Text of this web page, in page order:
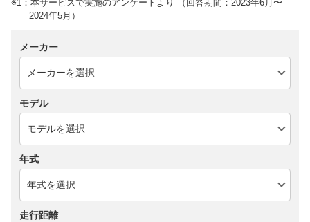
※1：本サービスで実施のアンケートより （回答期間：2023年6月〜
2024年5月）
メーカー
モデル
年式
走行距離